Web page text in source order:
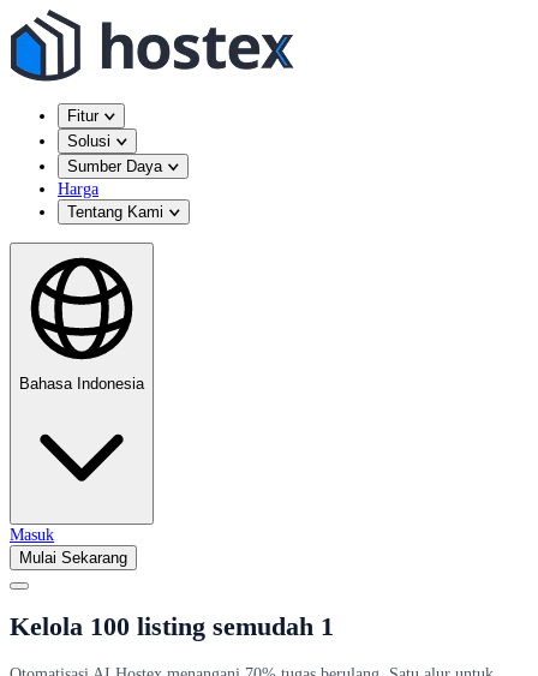
Fitur
Solusi
Sumber Daya
Harga
Tentang Kami
Bahasa Indonesia
Masuk
Mulai Sekarang
Kelola 100 listing semudah 1